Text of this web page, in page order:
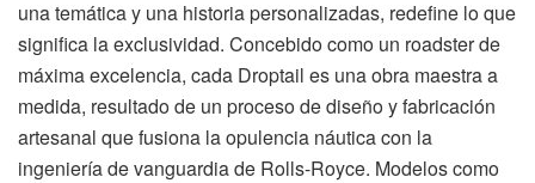
una temática y una historia personalizadas, redefine lo que
significa la exclusividad. Concebido como un roadster de
máxima excelencia, cada Droptail es una obra maestra a
medida, resultado de un proceso de diseño y fabricación
artesanal que fusiona la opulencia náutica con la
ingeniería de vanguardia de Rolls-Royce. Modelos como